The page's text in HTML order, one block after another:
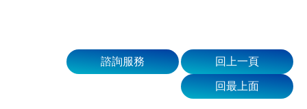
諮詢服務 回上一頁
回最上面